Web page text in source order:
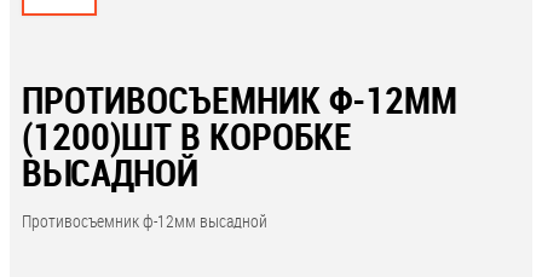
ПРОТИВОСЪЕМНИК Ф-12ММ
(1200)ШТ В КОРОБКЕ
ВЫСАДНОЙ
Противосъемник ф-12мм высадной